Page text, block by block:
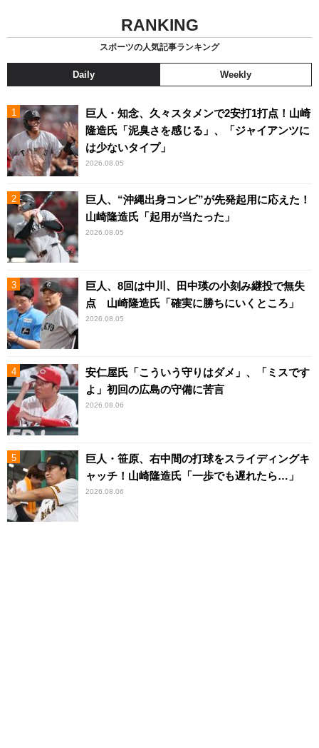
RANKING
スポーツの人気記事ランキング
Daily Weekly
巨人・知念、久々スタメンで2安打1打点！山崎
隆造氏「泥臭さを感じる」、「ジャイアンツに
は少ないタイプ」
2026.08.05
巨人、“沖縄出身コンビ”が先発起用に応えた！
山崎隆造氏「起用が当たった」
2026.08.05
巨人、8回は中川、田中瑛の小刻み継投で無失
点 山崎隆造氏「確実に勝ちにいくところ」
2026.08.05
安仁屋氏「こういう守りはダメ」、「ミスです
よ」初回の広島の守備に苦言
2026.08.06
巨人・笹原、右中間の打球をスライディングキ
ャッチ！山崎隆造氏「一歩でも遅れたら…」
2026.08.06